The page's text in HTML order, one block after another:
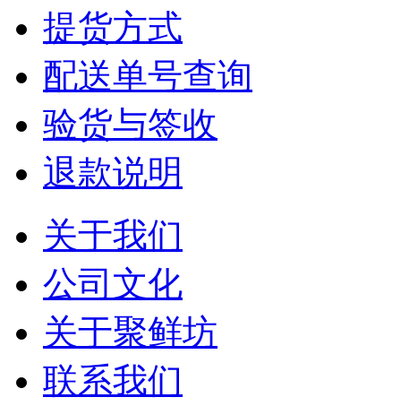
提货方式
配送单号查询
验货与签收
退款说明
关于我们
公司文化
关于聚鲜坊
联系我们